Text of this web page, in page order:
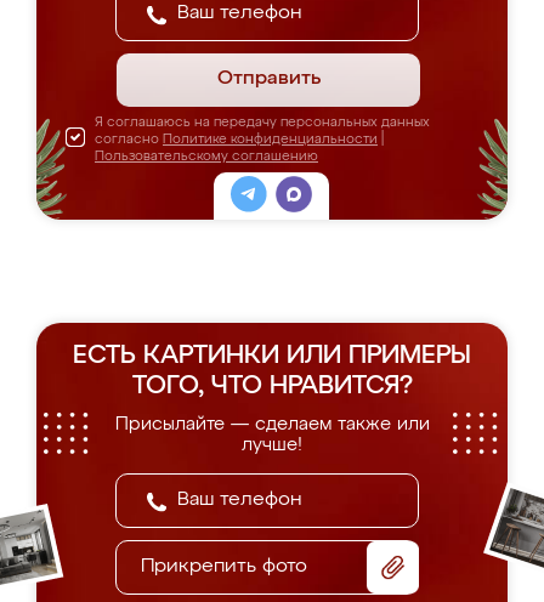
Отправить
Я соглашаюсь на передачу персональных данных
согласно Политике конфиденциальности
Пользовательскому соглашению
ЕСТЬ КАРТИНКИ ИЛИ ПРИМЕРЫ
ТОГО, ЧТО НРАВИТСЯ?
Присылайте — сделаем также или
лучше!
Прикрепить фото